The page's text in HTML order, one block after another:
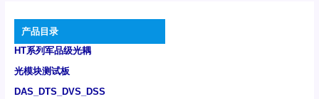
产品目录
HT系列军品级光耦
光模块测试板
DAS_DTS_DVS_DSS